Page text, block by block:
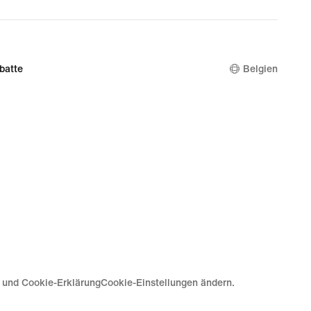
Belgien
Cookie-ErklärungCookie-Einstellungen ändern.